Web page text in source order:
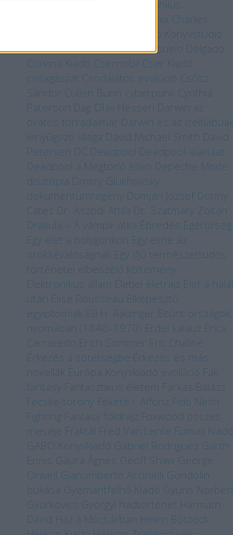
Dazo Brian Paterson
Cartaphilus
Chameleon Comix
Charles
Ciceró Könyvstúdió
Cixin Liu Colleen Doran Consuelo Delgado
Corvina Kiadó
Csernobil
Cser Kiadó
csillagászat
Csodálatos evolúció
Csősz
Sándor
Cullen Bunn cyberpunk
Cynthia
Paterson Dag Olav Hessen Darwin az
óvatos forradalmár Darwin és az ízeltlábúak
lenyűgöző világa David Michael Smith David
Petersen DC Deadpool
Deadpool-alakulat
Deadpool a Megtorló ellen Depeche Mode
disztópia Dmitry Glukhovsky
dokumentumregény Domján József Donny
Cates
Dr. Aszódi Attila Dr. Szatmáry Zoltán
Drakula – A vámpír átka Ébredés
Egérőrség
Egy élet a bolygónkon Egy elme az
örökkévalóságnak Egy ifjú természettudós
történetei
elbeszélő költemény
Elektronikus állam Életjel életrajz Élet a halál
után Élise Rousseau Elképesztő
egyiptomiak Elli H. Radinger Eltűnt országok
nyomában (1840–1970)
Erdei kalauz Erica
Carracedo
Erich Sommer Eric Chaline
Érkezés a sötétségbe Érkezés és más
novellák Európa Könyvkiadó evolúció
Fák
fantasy Fantasztikus életem Farkas Balázs
Fecske-torony Fekete I. Alfonz Fido Nesti
Fighting Fantasy földrajz Foxwood összes
meséje Fraktál Fred Van Lente Fumax Kiadó
GABO Könyvkiadó
Gabriel Rodríguez
Garth
Ennis
Gaura Ágnes Geoff Shaw
George
Orwell
Gianumberto Accinelli
Gondolin
bukása
Gyémántfelhő Kiadó
Gyuris Norbert
Gyurkovics Györgyi hadtörténet Harmath
Dávid Ház a Mocsárban Helen Bostock